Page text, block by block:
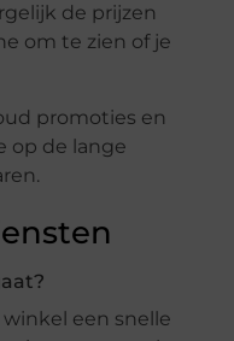
de prijzen
om te zien of je
promoties en
op de lange
een snelle